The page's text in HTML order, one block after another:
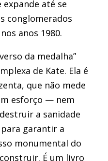
expande até se
conglomerados
anos 1980.
da medalha”
de Kate. Ela é
que não mede
esforço — nem
a sanidade
garantir a
monumental do
É um livro